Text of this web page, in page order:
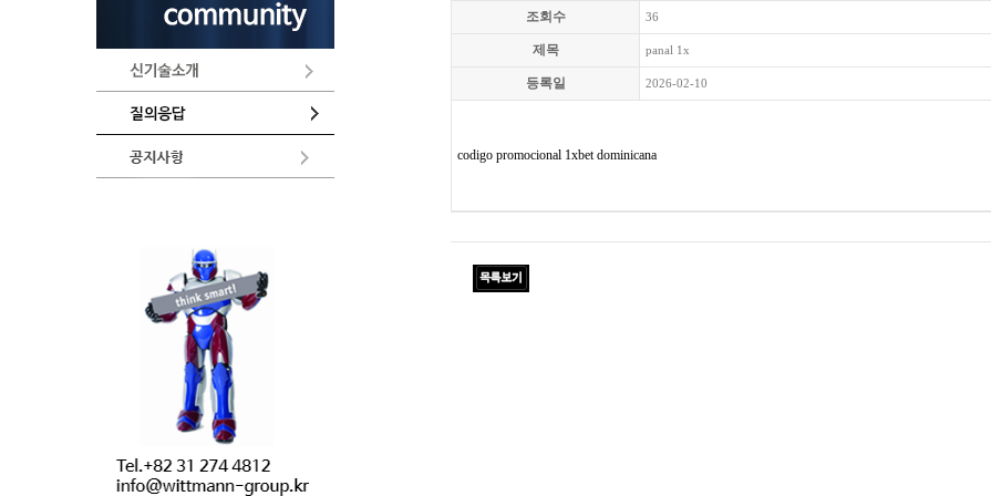
조회수 36
제목 pаnal 1x
등록일 2026-02-10
codigo promocional 1xbet dominicana